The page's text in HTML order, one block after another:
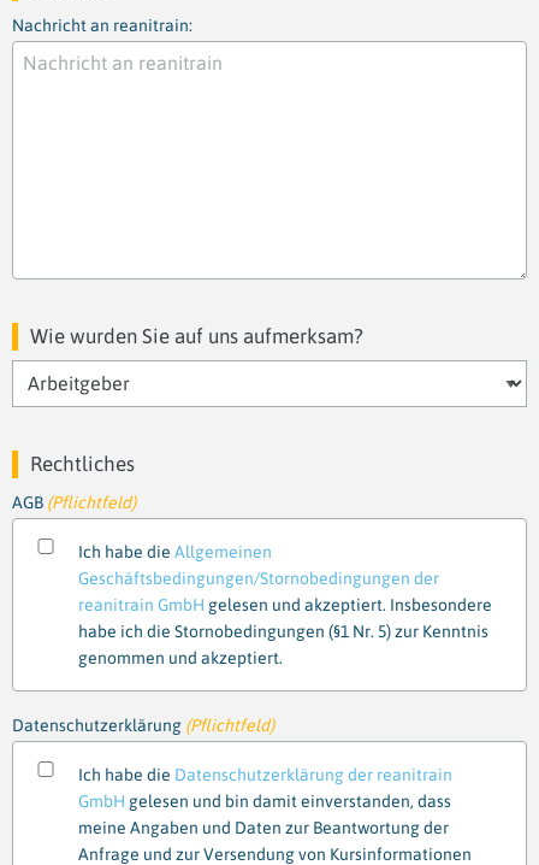
Nachricht an reanitrain:
Wie wurden Sie auf uns aufmerksam?
Rechtliches
AGB (Pflichtfeld)
Ich habe die Allgemeinen
Geschäftsbedingungen/Stornobedingungen der
reanitrain GmbH gelesen und akzeptiert. Insbesondere
habe ich die Stornobedingungen (§1 Nr. 5) zur Kenntnis
genommen und akzeptiert.
Datenschutzerklärung (Pflichtfeld)
Ich habe die Datenschutzerklärung der reanitrain
GmbH gelesen und bin damit einverstanden, dass
meine Angaben und Daten zur Beantwortung der
Anfrage und zur Versendung von Kursinformationen